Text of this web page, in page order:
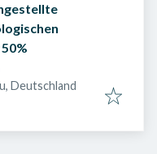
50%
Deutschland